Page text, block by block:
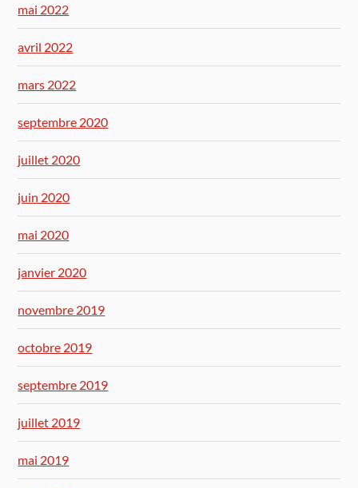
mai 2022
avril 2022
mars 2022
septembre 2020
juillet 2020
juin 2020
mai 2020
janvier 2020
novembre 2019
octobre 2019
septembre 2019
juillet 2019
mai 2019